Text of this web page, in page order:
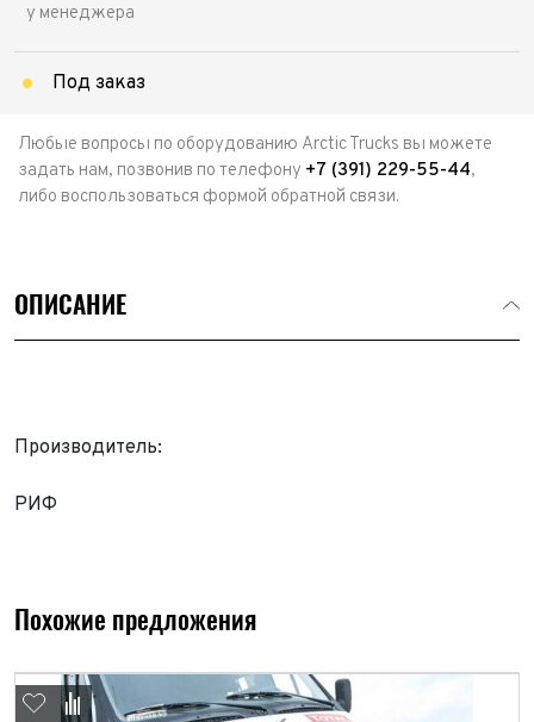
у менеджера
Под заказ
Любые вопросы по оборудованию Arctic Trucks вы можете
задать нам, позвонив по телефону +7 (391) 229-55-44,
либо воспользоваться формой обратной связи.
ОПИСАНИЕ
Производитель:
РИФ
Похожие предложения
Имя*
Телефон*